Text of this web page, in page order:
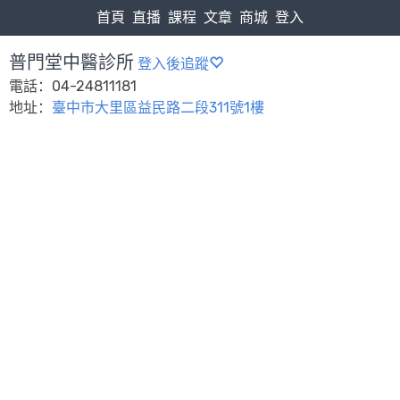
首頁 直播 課程 文章 商城 登入
普門堂中醫診所 登入後追蹤
電話：04-24811181
地址： 臺中市大里區益民路二段311號1樓